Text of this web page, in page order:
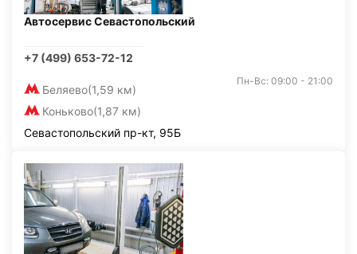
Автосервис Севастопольский
+7 (499) 653-72-12
Беляево(1,59 км)
Коньково(1,87 км)
Пн-Вс: 09:00 - 21:00
Севастопольский пр-кт, 95Б